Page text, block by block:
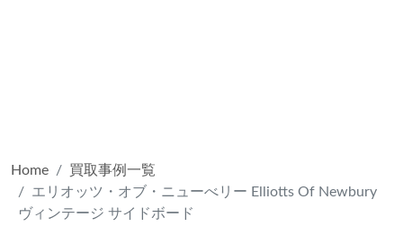
Home
買取事例一覧
エリオッツ・オブ・ニューべリー Elliotts Of Newbury
ヴィンテージ サイドボード